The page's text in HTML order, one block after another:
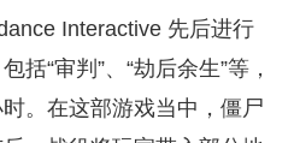
Interactive 先后进行
括“审判”、“劫后余生”等，
。在这部游戏当中，僵尸